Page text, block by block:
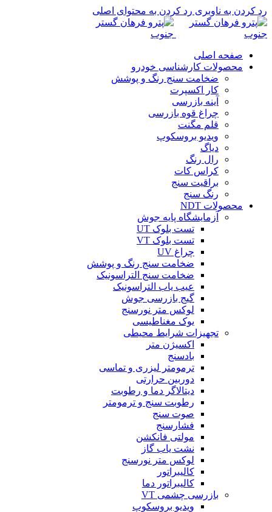
رد کردن به ناوبری رد کردن به محتوای اصلی
صفحه اصلی
محصولات کارشناسی خودرو
ضخامت سنج رنگ و پوشش
کار اکسپرت
آینه بازرسی
چراغ قوه بازرسی
قلم مگنت
ویدیو بروسکوپ
دیاگ
رال رنگ
کراس کات
براقیت سنج
رنگ سنج
محصولات NDT
آزمایشگاه پایه جوش
تست بلوک UT
تست بلوک VT
چراغ UV
ضخامت سنج رنگ و پوشش
ضخامت سنج التراسونیک
عیب یاب التراسونیک
گیج بازرسی جوش
لوکس متر نورسنج
یوک مغناطیسی
تجهیزات شرایط محیطی
اکسیژن متر
بادسنج
ترمومتر لیزری و تماسی
دوربین حرارتی
دیتالاگر دما و رطوبت
رطوبت سنج و ترمومتر
صوت سنج
فشارسنج
مولتی فانکشن
نشت یاب گاز
لوکس متر نورسنج
کالیبراتور
کالیبراتور دما
بازرسی چشمی VT
ویدیو بروسکوپ